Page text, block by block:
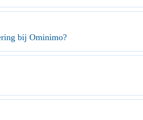
bij Ominimo?